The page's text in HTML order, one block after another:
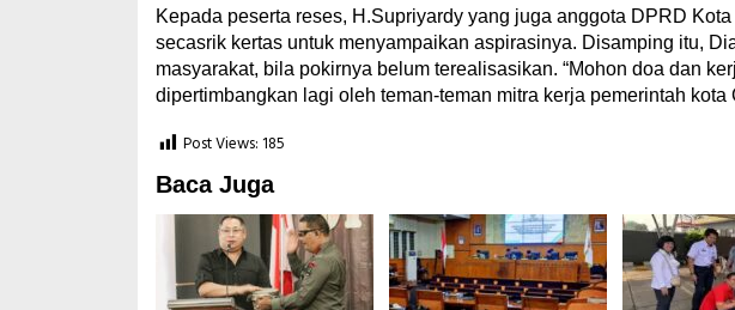
Kepada peserta reses, H.Supriyardy yang juga anggota DPRD
secasrik kertas untuk menyampaikan aspirasinya. Disamping itu,
masyarakat, bila pokirnya belum terealisasikan. “Mohon doa dan
dipertimbangkan lagi oleh teman-teman mitra kerja pemerintah kota
Post Views: 185
Baca Juga